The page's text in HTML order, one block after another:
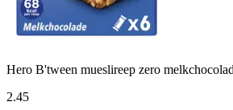
Hero B'tween mueslireep zero
2.45